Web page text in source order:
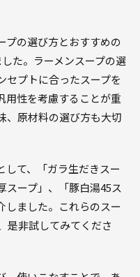
プの選び方とおすすめの
た。ラーメンスープの選
セプトに合ったスープを
用性を考慮することが重
、原材料の選び方も大切
して、「ガラ生だきスー
スープ」、「豚白湯45ス
しました。これらのスー
是非試してみてくださ